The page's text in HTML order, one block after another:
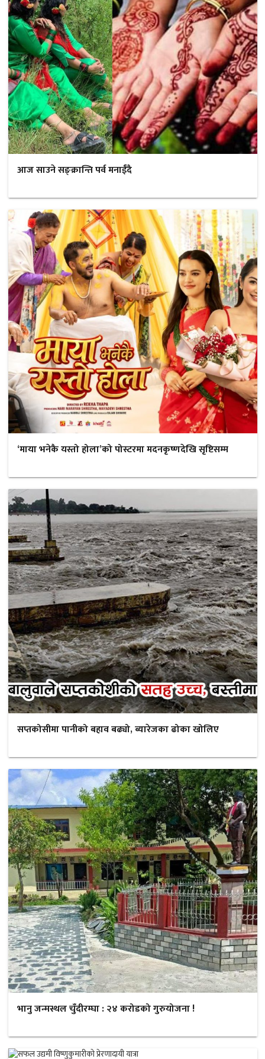
आज साउने सङ्क्रान्ति पर्व मनाईँदै
‘माया भनेकै यस्तो होला’को पोस्टरमा मदनकृष्णदेखि सृष्टिसम्म
सप्तकोसीमा पानीको बहाव बढ्यो, ब्यारेजका ढोका खोलिए
भानु जन्मस्थल चुँदीरम्घा : २४ करोडको गुरुयोजना !